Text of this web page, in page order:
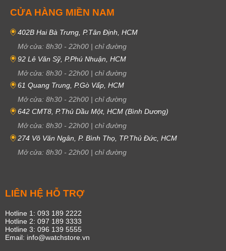
CỬA HÀNG MIỀN NAM
402B Hai Bà Trưng, P.Tân Định, HCM
Mở cửa: 8h30 - 22h00 | chỉ đường
92 Lê Văn Sỹ, P.Phú Nhuận, HCM
Mở cửa: 8h30 - 22h00 | chỉ đường
61 Quang Trung, P.Gò Vấp, HCM
Mở cửa: 8h30 - 22h00 | chỉ đường
642 CMT8, P.Thủ Dầu Một, HCM (Bình Dương)
Mở cửa: 8h30 - 22h00 | chỉ đường
274 Võ Văn Ngân, P. Bình Thọ, TP.Thủ Đức, HCM
Mở cửa: 8h30 - 22h00 | chỉ đường
LIÊN HỆ HỖ TRỢ
Hotline 1: 093 189 2222
Hotline 2: 097 189 3333
Hotline 3: 096 139 5555
Email: info@watchstore.vn